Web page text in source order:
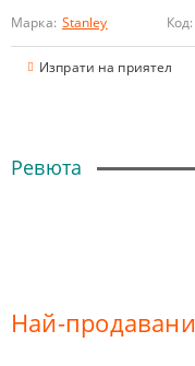
Марка: Stanley Код:
Изпрати на приятел
Ревюта
Най-продавани